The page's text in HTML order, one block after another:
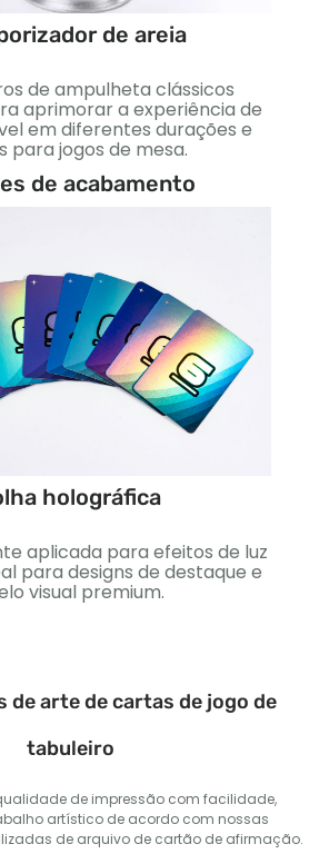
de areia
de ampulheta clássicos
aprimorar a experiência de
em diferentes durações e
para jogos de mesa.
de acabamento
holográfica
aplicada para efeitos de luz
para designs de destaque e
visual premium.
de arte de cartas de jogo de
tabuleiro
de impressão com facilidade,
artístico de acordo com nossas
de arquivo de cartão de afirmação.